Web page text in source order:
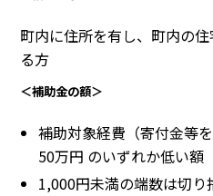
町内に住所を有し、町内の
る方
＜補助金の額＞
補助対象経費（寄付金等
50万円 のいずれか低い額
1,000円未満の端数は切り